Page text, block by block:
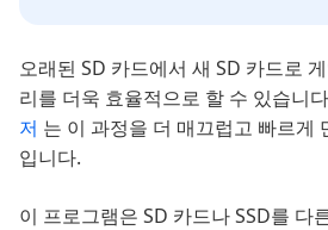
오래된 SD 카드에서 새 SD 카드로
리를 더욱 효율적으로 할 수 있습니
저 는 이 과정을 더 매끄럽고 빠르게
입니다.
이 프로그램은 SD 카드나 SSD를 다